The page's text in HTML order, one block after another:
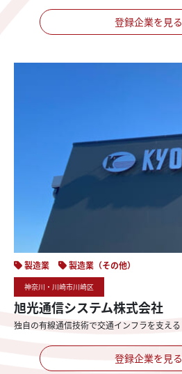
登録企業を見る
製造業 製造業（その他）
神奈川・川崎市川崎区
旭光通信システム株式会社
独自の有線通信技術で交通インフラを支える
登録企業を見る